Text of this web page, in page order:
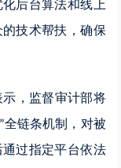
后台算法和线上
技术帮扶，确保
，监督审计部将
”全链条机制，对被
过指定平台依法